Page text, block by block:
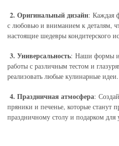
2. Оригинальный дизайн: Каждая
с любовью и вниманием к деталям,
настоящие шедевры кондитерского
3. Универсальность: Наши формы и
работы с различным тестом и
реализовать любые кулинарные идеи.
4. Праздничная атмосфера:
пряники и печенье, которые станут
праздничному столу и подарком для